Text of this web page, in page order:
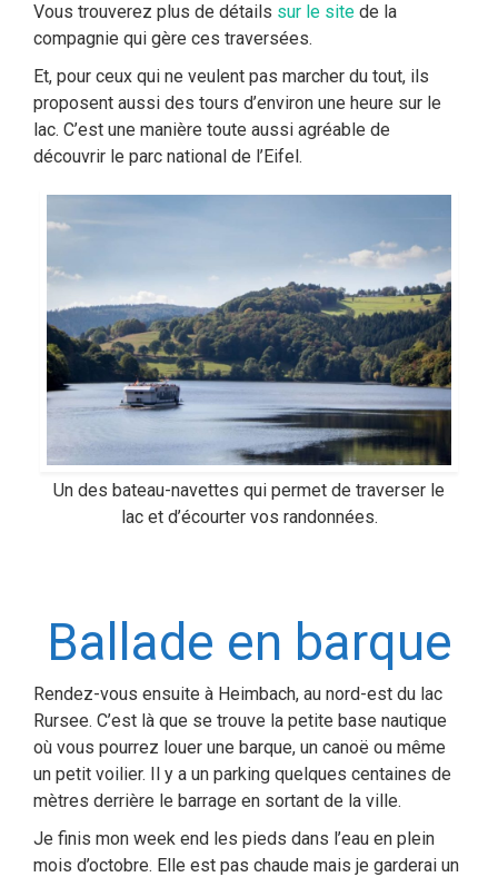
Vous trouverez plus de détails sur le site de la
compagnie qui gère ces traversées.
Et, pour ceux qui ne veulent pas marcher du tout, ils
proposent aussi des tours d’environ une heure sur le
lac. C’est une manière toute aussi agréable de
découvrir le parc national de l’Eifel.
Un des bateau-navettes qui permet de traverser le
lac et d’écourter vos randonnées.
Ballade en barque
Rendez-vous ensuite à Heimbach, au nord-est du lac
Rursee. C’est là que se trouve la petite base nautique
où vous pourrez louer une barque, un canoë ou même
un petit voilier. Il y a un parking quelques centaines de
mètres derrière le barrage en sortant de la ville.
Je finis mon week end les pieds dans l’eau en plein
mois d’octobre. Elle est pas chaude mais je garderai un